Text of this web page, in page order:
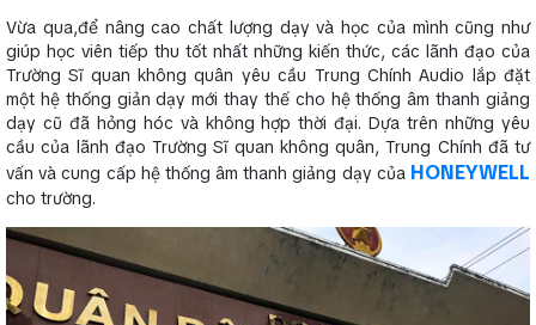
Vừa qua,để nâng cao chất lượng dạy và học của mình cũng như
giúp học viên tiếp thu tốt nhất những kiến thức, các lãnh đạo của
Trường Sĩ quan không quân yêu cầu Trung Chính Audio lắp đặt
một hệ thống giản dạy mới thay thế cho hệ thống âm thanh giảng
dạy cũ đã hỏng hóc và không hợp thời đại. Dựa trên những yêu
cầu của lãnh đạo Trường Sĩ quan không quân, Trung Chính đã tư
vấn và cung cấp hệ thống âm thanh giảng dạy của HONEYWELL
cho trường.